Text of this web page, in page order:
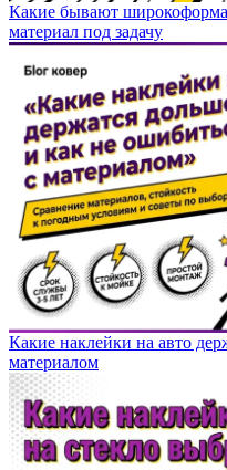
Какие бывают
материал под задачу
Какие наклейки на авто
материалом